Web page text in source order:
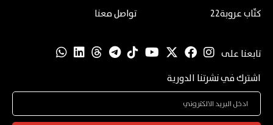
كتّاب عروبة22
تواصل معنا
تابعنا على
اشترك في نشرتنا الدورية